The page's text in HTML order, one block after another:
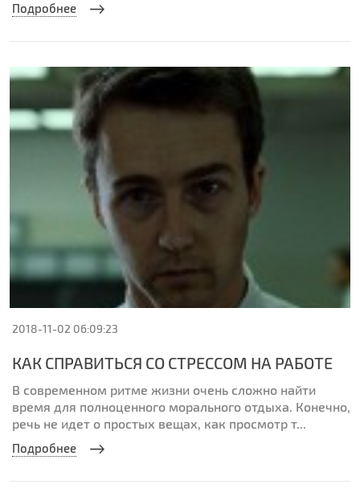
Подробнее
2018-11-02 06:09:23
КАК СПРАВИТЬСЯ СО СТРЕССОМ НА РАБОТЕ
В современном ритме жизни очень сложно найти
время для полноценного морального отдыха. Конечно,
речь не идет о простых вещах, как просмотр т...
Подробнее